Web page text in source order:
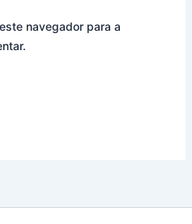
navegador para a